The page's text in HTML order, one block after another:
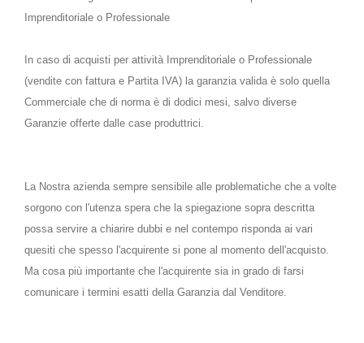
Imprenditoriale o Professionale
In caso di acquisti per attività Imprenditoriale o Professionale
(vendite con fattura e Partita IVA) la garanzia valida è solo quella
Commerciale che di norma è di dodici mesi, salvo diverse
Garanzie offerte dalle case produttrici.
La Nostra azienda sempre sensibile alle problematiche che a volte
sorgono con l'utenza spera che la spiegazione sopra descritta
possa servire a chiarire dubbi e nel contempo risponda ai vari
quesiti che spesso l'acquirente si pone al momento dell'acquisto.
Ma cosa più importante che l'acquirente sia in grado di farsi
comunicare i termini esatti della Garanzia dal Venditore.